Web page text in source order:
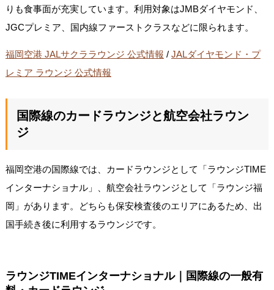
りも食事面が充実しています。利用対象はJMBダイヤモンド、
JGCプレミア、国内線ファーストクラスなどに限られます。
福岡空港 JALサクララウンジ 公式情報 / JALダイヤモンド・プ
レミア ラウンジ 公式情報
国際線のカードラウンジと航空会社ラウン
ジ
福岡空港の国際線では、カードラウンジとして「ラウンジTIME
インターナショナル」、航空会社ラウンジとして「ラウンジ福
岡」があります。どちらも保安検査後のエリアにあるため、出
国手続き後に利用するラウンジです。
ラウンジTIMEインターナショナル｜国際線の一般有